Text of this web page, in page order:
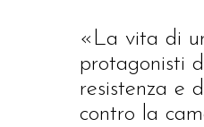
«La vita di
protagonisti
resistenza e
contro la